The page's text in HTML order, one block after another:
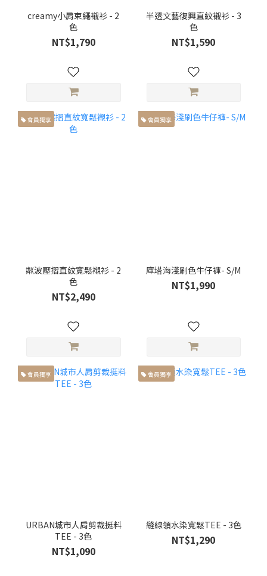
creamy小肩束繩襯衫 - 2
色
NT$1,790
半透文藝復興直紋襯衫 - 3
色
NT$1,590
會員獨享
粼波壓摺直紋寬鬆襯衫 - 2
色
NT$2,490
會員獨享
庫塔海淺刷色牛仔褲- S/M
NT$1,990
會員獨享
URBAN城市人肩剪裁挺料
TEE - 3色
NT$1,090
會員獨享
縫線領水染寬鬆TEE - 3色
NT$1,290